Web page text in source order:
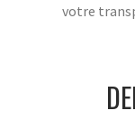
votre